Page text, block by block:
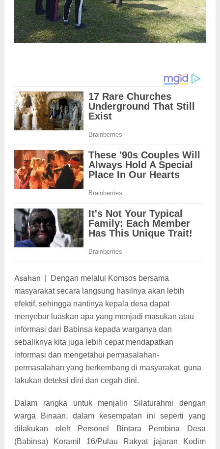
Asahan
Dengan melalui Komsos bersama
masyarakat secara langsung hasilnya akan lebih
efektif, sehingga nantinya kepala desa dapat
menyebar luaskan apa yang menjadi masukan atau
informasi dari Babinsa kepada warganya dan
sebaliknya kita juga lebih cepat mendapatkan
informasi dan mengetahui permasalahan-
permasalahan yang berkembang di masyarakat, guna
lakukan deteksi dini dan cegah dini.
Dalam rangka untuk menjalin Silaturahmi dengan
warga Binaan, dalam kesempatan ini seperti yang
dilakukan oleh Personel Bintara Pembina Desa
(Babinsa) Koramil 16/Pulau Rakyat jajaran Kodim